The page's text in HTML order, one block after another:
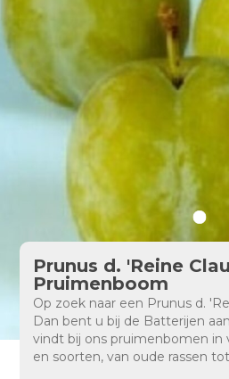
Prunus d. 'Reine
Pruimenboom
Op zoek naar een Prunus d.
Dan bent u bij de Batterijen
vindt bij ons pruimenbomen in
en soorten, van oude rassen